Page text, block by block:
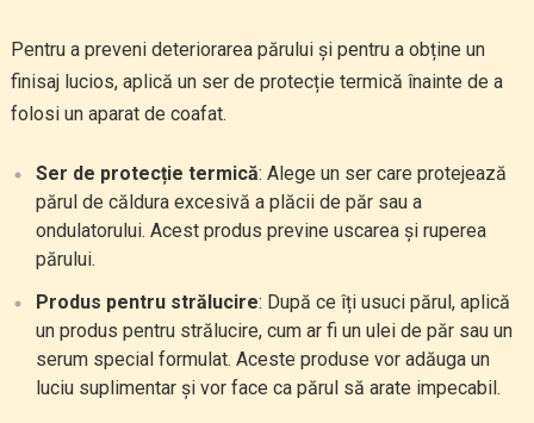
Pentru a preveni deteriorarea părului și pentru a obține un
finisaj lucios, aplică un ser de protecție termică înainte de a
folosi un aparat de coafat.
Ser de protecție termică: Alege un ser care protejează
părul de căldura excesivă a plăcii de păr sau a
ondulatorului. Acest produs previne uscarea și ruperea
părului.
Produs pentru strălucire: După ce îți usuci părul, aplică
un produs pentru strălucire, cum ar fi un ulei de păr sau un
serum special formulat. Aceste produse vor adăuga un
luciu suplimentar și vor face ca părul să arate impecabil.